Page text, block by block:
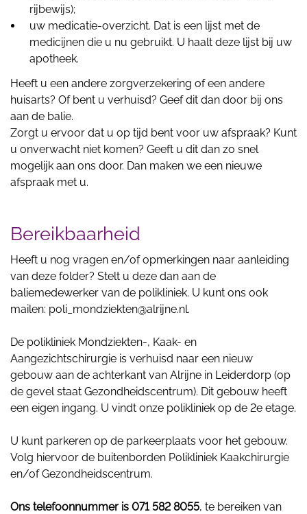
rijbewijs);
uw medicatie-overzicht. Dat is een lijst met de
medicijnen die u nu gebruikt. U haalt deze lijst bij uw
apotheek.
Heeft u een andere zorgverzekering of een andere
huisarts? Of bent u verhuisd? Geef dit dan door bij ons
aan de balie.
Zorgt u ervoor dat u op tijd bent voor uw afspraak? Kunt
u onverwacht niet komen? Geeft u dit dan zo snel
mogelijk aan ons door. Dan maken we een nieuwe
afspraak met u.
Bereikbaarheid
Heeft u nog vragen en/of opmerkingen naar aanleiding
van deze folder? Stelt u deze dan aan de
baliemedewerker van de polikliniek. U kunt ons ook
mailen: poli_mondziekten@alrijne.nl.
De polikliniek Mondziekten-, Kaak- en
Aangezichtschirurgie is verhuisd naar een nieuw
gebouw aan de achterkant van Alrijne in Leiderdorp (op
de gevel staat Gezondheidscentrum). Dit gebouw heeft
een eigen ingang. U vindt onze polikliniek op de 2e etage.
U kunt parkeren op de parkeerplaats voor het gebouw.
Volg hiervoor de buitenborden Polikliniek Kaakchirurgie
en/of Gezondheidscentrum.
Ons telefoonnummer is 071 582 8055, te bereiken van